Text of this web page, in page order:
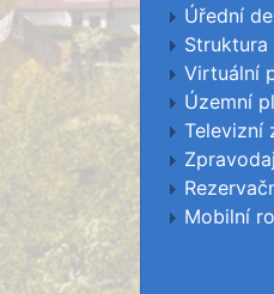
Úřední
Struktura
Virtuální
Územní
Televizní
Zpravodaj
Mobilní